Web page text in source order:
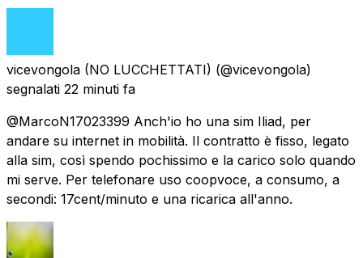
vicevongola (NO LUCCHETTATI) (@vicevongola)
segnalati 22 minuti fa
@MarcoN17023399 Anch'io ho una sim Iliad, per
andare su internet in mobilità. Il contratto è fisso, legato
alla sim, così spendo pochissimo e la carico solo quando
mi serve. Per telefonare uso coopvoce, a consumo, a
secondi: 17cent/minuto e una ricarica all'anno.